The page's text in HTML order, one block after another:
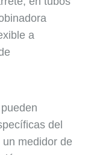
a
del
medidor de